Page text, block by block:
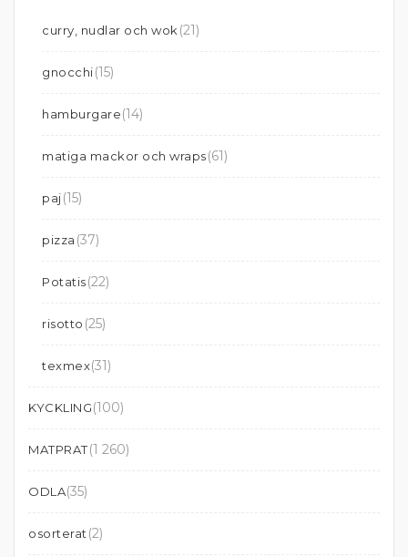
curry, nudlar och wok (21)
gnocchi(15)
hamburgare(14)
matiga mackor och wraps(61)
paj(15)
pizza (37)
Potatis(22)
risotto (25)
texmex(31)
KYCKLING(100)
MATPRAT(1 260)
ODLA(35)
osorterat (2)